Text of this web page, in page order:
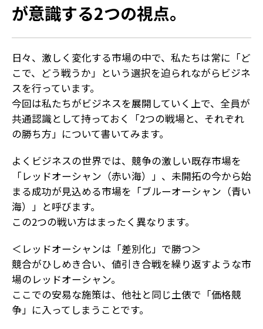
が意識する2つの視点。
日々、激しく変化する市場の中で、私たちは常に「ど
こで、どう戦うか」という選択を迫られながらビジネ
スを行っています。
今回は私たちがビジネスを展開していく上で、全員が
共通認識として持っておく「2つの戦場と、それぞれ
の勝ち方」について書いてみます。
よくビジネスの世界では、競争の激しい既存市場を
「レッドオーシャン（赤い海）」、未開拓の今から始
まる成功が見込める市場を「ブルーオーシャン（青い
海）」と呼びます。
この2つの戦い方はまったく異なります。
＜レッドオーシャンは「差別化」で勝つ＞
競合がひしめき合い、値引き合戦を繰り返すような市
場のレッドオーシャン。
ここでの安易な施策は、他社と同じ土俵で「価格競
争」に入ってしまうことです。